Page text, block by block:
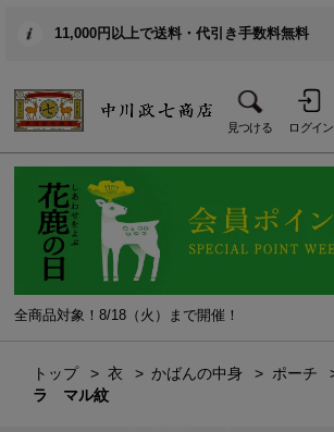
11,000円以上で送料・代引き手数料無料
見つける ログイン
全商品対象！8/18（火）まで開催！
トップ 衣 かばんの中身 ポーチ
ラ マル紋